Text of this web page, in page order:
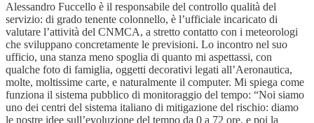
Alessandro Fuccello è il responsabile del controllo qualità del
servizio: di grado tenente colonnello, è l’ufficiale incaricato di
valutare l’attività del CNMCA, a stretto contatto con i meteorologi
che sviluppano concretamente le previsioni. Lo incontro nel suo
ufficio, una stanza meno spoglia di quanto mi aspettassi, con
qualche foto di famiglia, oggetti decorativi legati all’Aeronautica,
molte, moltissime carte, e naturalmente il computer. Mi spiega come
funziona il sistema pubblico di monitoraggio del tempo: “Noi siamo
uno dei centri del sistema italiano di mitigazione del rischio: diamo
le nostre idee sull’evoluzione del tempo da 0 a 72 ore, e poi la